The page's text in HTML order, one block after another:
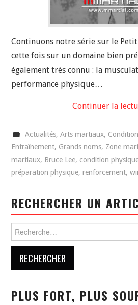
Continuons notre série sur le
cette fois sur un domaine bien
également très connu : la
performance physique…
Continuer la
Actualités, Arts martiaux,
Entraînement, Grands noms, Zone
martiaux, Bruce Lee, condition
préparation physique,renforcement,
RECHERCHER UN
PLUS FORT, PLUS